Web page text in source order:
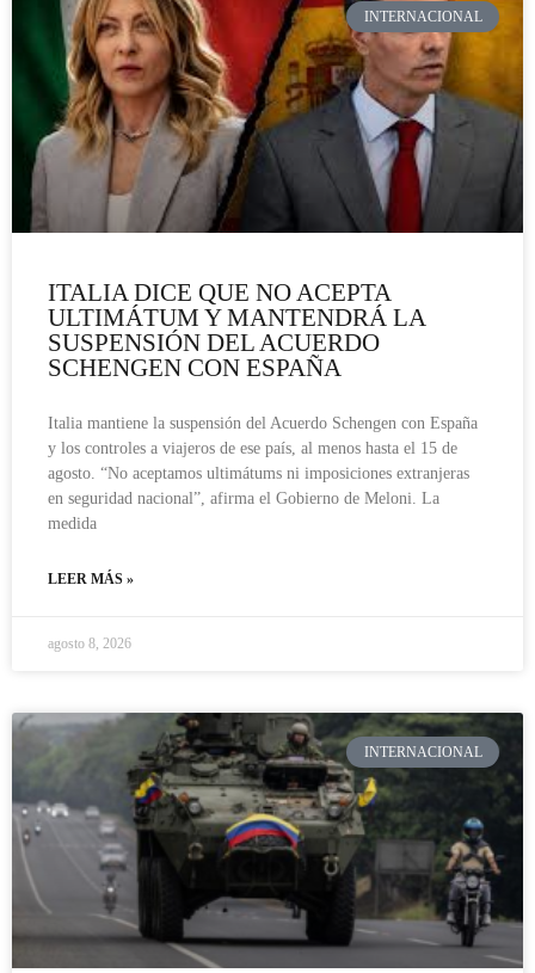
INTERNACIONAL
ITALIA DICE QUE NO ACEPTA
ULTIMÁTUM Y MANTENDRÁ LA
SUSPENSIÓN DEL ACUERDO
SCHENGEN CON ESPAÑA
Italia mantiene la suspensión del Acuerdo Schengen con España
y los controles a viajeros de ese país, al menos hasta el 15 de
agosto. “No aceptamos ultimátums ni imposiciones extranjeras
en seguridad nacional”, afirma el Gobierno de Meloni. La
medida
LEER MÁS »
agosto 8, 2026
INTERNACIONAL